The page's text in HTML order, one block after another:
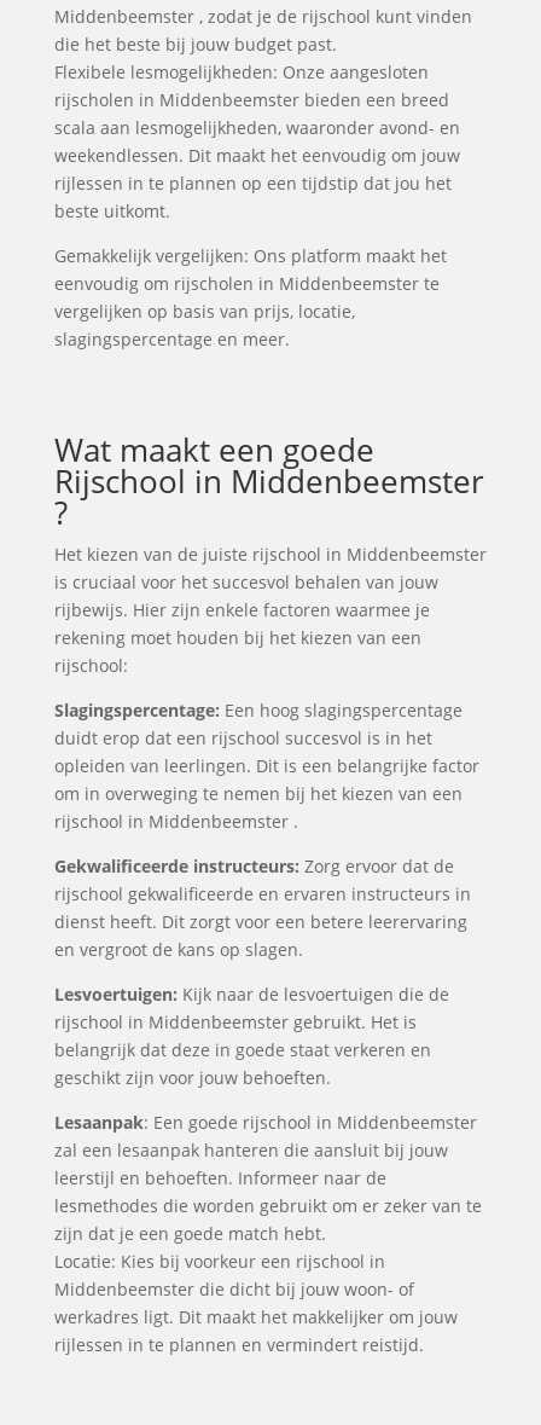
Middenbeemster , zodat je de rijschool kunt vinden
die het beste bij jouw budget past.
Flexibele lesmogelijkheden: Onze aangesloten
rijscholen in Middenbeemster bieden een breed
scala aan lesmogelijkheden, waaronder avond- en
weekendlessen. Dit maakt het eenvoudig om jouw
rijlessen in te plannen op een tijdstip dat jou het
beste uitkomt.
Gemakkelijk vergelijken: Ons platform maakt het
eenvoudig om rijscholen in Middenbeemster te
vergelijken op basis van prijs, locatie,
slagingspercentage en meer.
Wat maakt een goede
Rijschool in Middenbeemster
?
Het kiezen van de juiste rijschool in Middenbeemster
is cruciaal voor het succesvol behalen van jouw
rijbewijs. Hier zijn enkele factoren waarmee je
rekening moet houden bij het kiezen van een
rijschool:
Slagingspercentage: Een hoog slagingspercentage
duidt erop dat een rijschool succesvol is in het
opleiden van leerlingen. Dit is een belangrijke factor
om in overweging te nemen bij het kiezen van een
rijschool in Middenbeemster .
Gekwalificeerde instructeurs: Zorg ervoor dat de
rijschool gekwalificeerde en ervaren instructeurs in
dienst heeft. Dit zorgt voor een betere leerervaring
en vergroot de kans op slagen.
Lesvoertuigen: Kijk naar de lesvoertuigen die de
rijschool in Middenbeemster gebruikt. Het is
belangrijk dat deze in goede staat verkeren en
geschikt zijn voor jouw behoeften.
Lesaanpak: Een goede rijschool in Middenbeemster
zal een lesaanpak hanteren die aansluit bij jouw
leerstijl en behoeften. Informeer naar de
lesmethodes die worden gebruikt om er zeker van te
zijn dat je een goede match hebt.
Locatie: Kies bij voorkeur een rijschool in
Middenbeemster die dicht bij jouw woon- of
werkadres ligt. Dit maakt het makkelijker om jouw
rijlessen in te plannen en vermindert reistijd.